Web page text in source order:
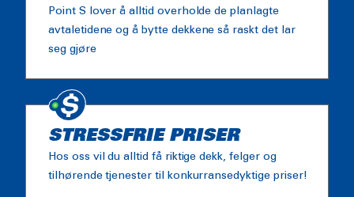
Point S lover å alltid overholde de planlagte
avtaletidene og å bytte dekkene så raskt det lar
seg gjøre
STRESSFRIE PRISER
Hos oss vil du alltid få riktige dekk, felger og
tilhørende tjenester til konkurransedyktige priser!